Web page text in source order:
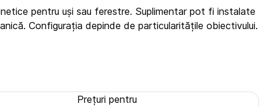
pentru uși sau ferestre. Suplimentar pot fi instalate
Configurația depinde de particularitățile obiectivului.
Prețuri pentru